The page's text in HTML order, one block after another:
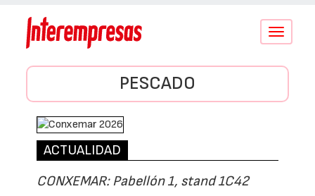
Conmutar
PESCADO
ACTUALIDAD
CONXEMAR: Pabellón 1, stand 1C42